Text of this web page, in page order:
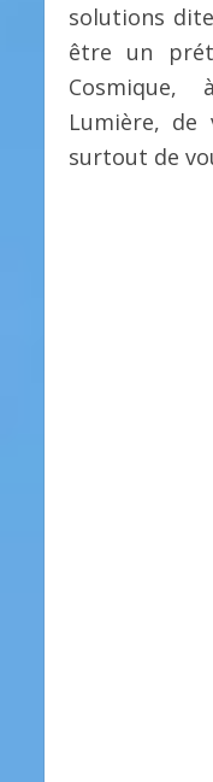
solutions
être un
Cosmique,
Lumière,
surtout de